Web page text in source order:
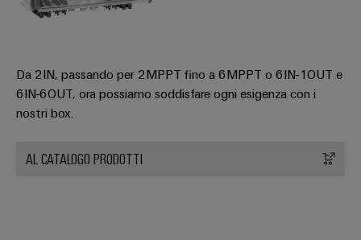
Da 2IN, passando per 2MPPT fino a 6MPPT o 6IN-1OUT e
6IN-6OUT, ora possiamo soddisfare ogni esigenza con i
nostri box.
AL CATALOGO PRODOTTI